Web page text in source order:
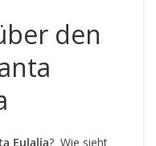
den
Eulalia? Wie sieht